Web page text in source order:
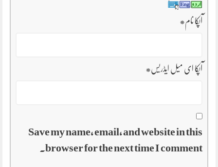
آپکا نام*
آپکا ای میل ایڈریس*
Save my name, email, and website in this
browser for the next time I comment.